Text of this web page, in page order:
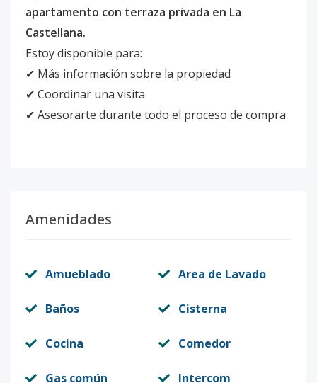
apartamento con terraza privada en La
Castellana.
Estoy disponible para:
✔ Más información sobre la propiedad
✔ Coordinar una visita
✔ Asesorarte durante todo el proceso de compra
Amenidades
Amueblado Area de Lavado
Baños Cisterna
Cocina Comedor
Gas común Intercom